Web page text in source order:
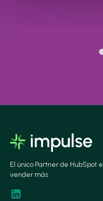
El único Partner de HubSpot
vender más